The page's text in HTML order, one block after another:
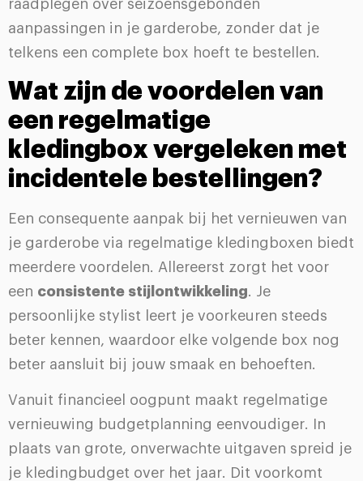
raadplegen over seizoensgebonden
aanpassingen in je garderobe, zonder dat je
telkens een complete box hoeft te bestellen.
Wat zijn de voordelen van
een regelmatige
kledingbox vergeleken met
incidentele bestellingen?
Een consequente aanpak bij het vernieuwen van
je garderobe via regelmatige kledingboxen biedt
meerdere voordelen. Allereerst zorgt het voor
een consistente stijlontwikkeling . Je
persoonlijke stylist leert je voorkeuren steeds
beter kennen, waardoor elke volgende box nog
beter aansluit bij jouw smaak en behoeften.
Vanuit financieel oogpunt maakt regelmatige
vernieuwing budgetplanning eenvoudiger. In
plaats van grote, onverwachte uitgaven spreid je
je kledingbudget over het jaar. Dit voorkomt